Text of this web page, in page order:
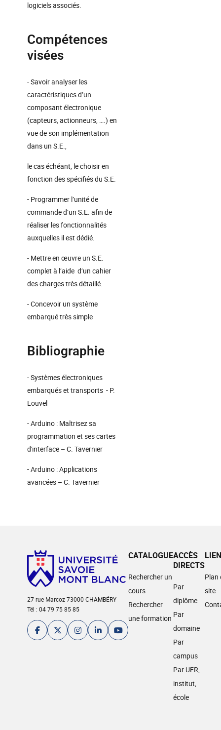
logiciels associés.
Compétences
visées
- Savoir analyser les
caractéristiques d’un
composant électronique
(capteurs, actionneurs, ….) en
vue de son implémentation
dans un S.E.,
le cas échéant, le choisir en
fonction des spécifiés du S.E.
- Programmer l’unité de
commande d’un S.E. afin de
réaliser les fonctionnalités
auxquelles il est dédié.
- Mettre en œuvre un S.E.
complet à l’aide d’un cahier
des charges très détaillé.
- Concevoir un système
embarqué très simple
Bibliographie
- Systèmes électroniques
embarqués et transports - P.
Louvel
- Arduino : Maîtrisez sa
programmation et ses cartes
d'interface – C. Tavernier
- Arduino : Applications
avancées – C. Tavernier
27 rue Marcoz 73000 CHAMBÉRY
Tél : 04 79 75 85 85
CATALOGUE
Rechercher un
cours
Rechercher
une formation
ACCÈS
DIRECTS
Par
diplôme
Par
domaine
Par
campus
Par UFR,
institut,
école
Plan
site